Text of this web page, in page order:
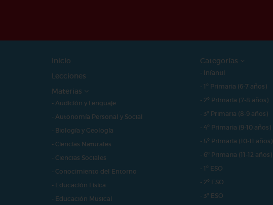
Inicio
Lecciones
Materias
- Audición y Lenguaje
- Autonomía Personal y Social
- Biología y Geología
- Ciencias Naturales
- Ciencias Sociales
- Conocimiento del Entorno
- Educación Física
- Educación Musical
Categorías
- Infantil
- 1º Primaria (6-7 años)
- 2º Primaria (7-8 años)
- 3º Primaria (8-9 años)
- 4º Primaria (9-10 años)
- 5º Primaria (10-11 años)
- 6º Primaria (11-12 años)
- 1º ESO
- 2º ESO
- 3º ESO